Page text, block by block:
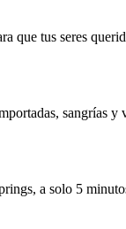
que tus seres
sangrías
a solo 5